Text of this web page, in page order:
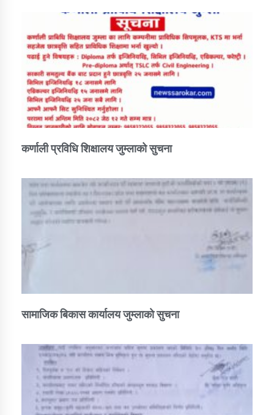
कर्णाली प्रविधि शिक्षालय जुम्लाको सुचना
सामाजिक बिकास कार्यालय जुम्लाकाे सुचना